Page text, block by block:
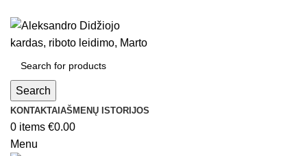
Search
KONTAKTAI AŠMENŲ ISTORIJOS
0 items €0.00
Menu